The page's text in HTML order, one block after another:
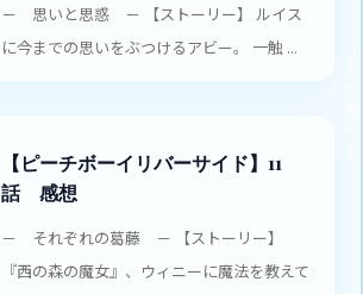
－ 思いと思惑 － 【ストーリー】 ルイス
に今までの思いをぶつけるアビー。 一触 ...
【ピーチボーイリバーサイド】11
話 感想
－ それぞれの葛藤 － 【ストーリー】
『西の森の魔女』、ウィニーに魔法を教えて